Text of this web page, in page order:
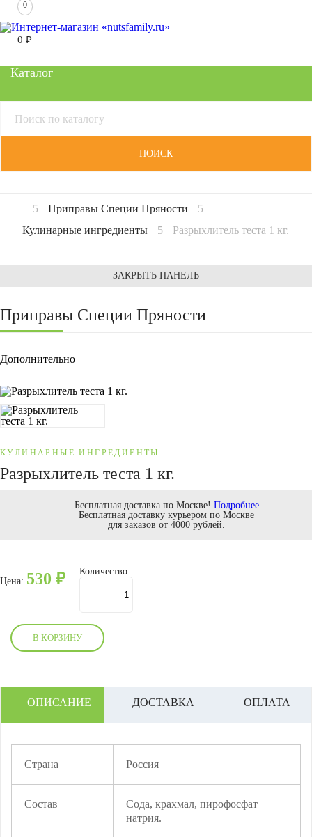
0
0 ₽
Каталог
ПОИСК
Приправы Специи Пряности
Кулинарные ингредиенты
Разрыхлитель теста 1 кг.
ЗАКРЫТЬ ПАНЕЛЬ
Приправы Специи Пряности
Дополнительно
КУЛИНАРНЫЕ ИНГРЕДИЕНТЫ
Разрыхлитель теста 1 кг.
Бесплатная доставка по Москве! Подробнее
Бесплатная доставку курьером по Москве
для заказов от 4000 рублей.
Цена: 530 ₽ Количество:
В КОРЗИНУ
ОПИСАНИЕ ДОСТАВКА ОПЛАТА
Страна Россия
Состав
Сода, крахмал, пирофосфат
натрия.